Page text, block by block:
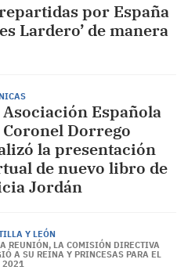
por España
Lardero’ de manera
Asociación Española
Coronel Dorrego
la presentación
de nuevo libro de
Jordán
Y LEÓN
REUNIÓN, LA COMISIÓN DIRECTIVA
A SU REINA Y PRINCESAS PARA EL
2021